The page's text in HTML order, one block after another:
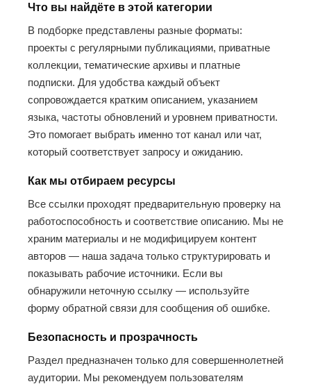
Что вы найдёте в этой категории
В подборке представлены разные форматы:
проекты с регулярными публикациями, приватные
коллекции, тематические архивы и платные
подписки. Для удобства каждый объект
сопровождается кратким описанием, указанием
языка, частоты обновлений и уровнем приватности.
Это помогает выбрать именно тот канал или чат,
который соответствует запросу и ожиданию.
Как мы отбираем ресурсы
Все ссылки проходят предварительную проверку на
работоспособность и соответствие описанию. Мы не
храним материалы и не модифицируем контент
авторов — наша задача только структурировать и
показывать рабочие источники. Если вы
обнаружили неточную ссылку — используйте
форму обратной связи для сообщения об ошибке.
Безопасность и прозрачность
Раздел предназначен только для совершеннолетней
аудитории. Мы рекомендуем пользователям